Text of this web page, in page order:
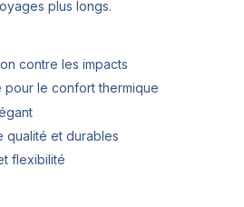
plus longs.
contre les impacts
pour le confort thermique
qualité et durables
flexibilité